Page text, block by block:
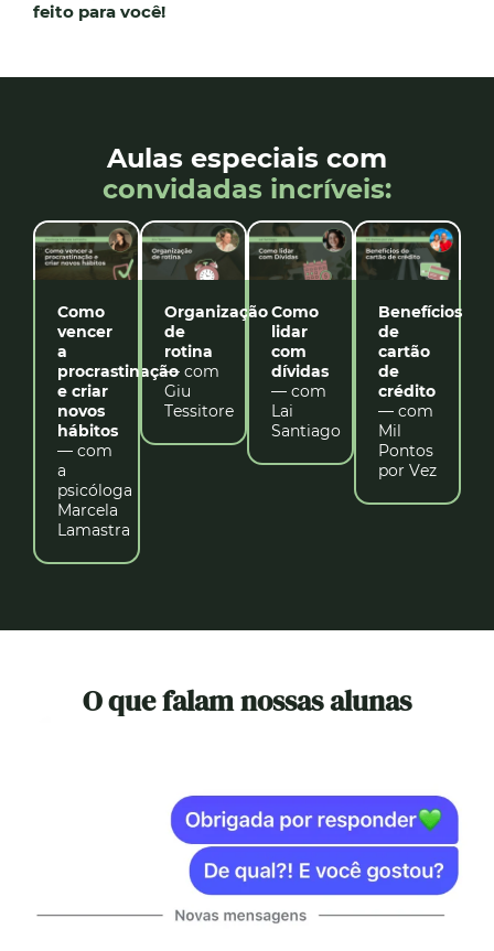
feito para você!
Aulas especiais com
convidadas incríveis:
Como
vencer
a
procrastinação
e criar
novos
hábitos
— com
a
psicóloga
Marcela
Lamastra
Organização
de
rotina
— com
Giu
Tessitore
Como
lidar
com
dívidas
— com
Lai
Santiago
Benefícios
de
cartão
de
crédito
— com
Mil
Pontos
por Vez
O que falam nossas alunas